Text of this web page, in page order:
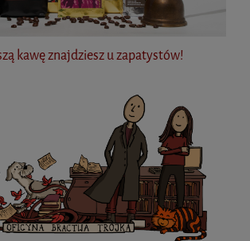
kawę znajdziesz u zapatystów!